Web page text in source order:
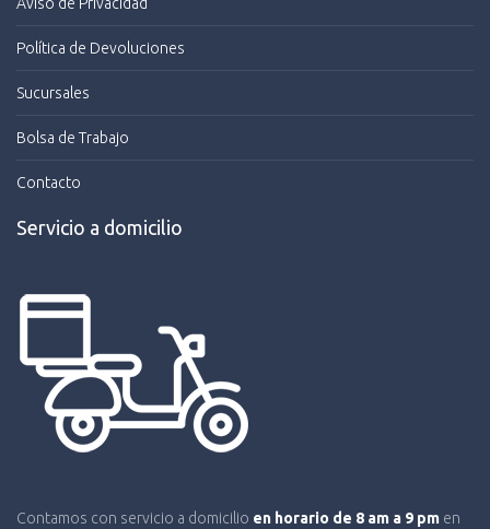
Aviso de Privacidad
Política de Devoluciones
Sucursales
Bolsa de Trabajo
Contacto
Servicio a domicilio
Contamos con servicio a domicilio en horario de 8 am a 9 pm en